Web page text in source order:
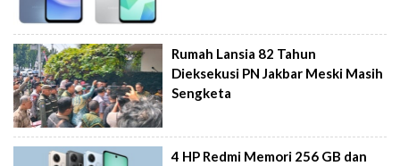
Rumah Lansia 82 Tahun
Dieksekusi PN Jakbar Meski Masih
Sengketa
4 HP Redmi Memori 256 GB dan